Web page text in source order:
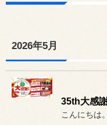
2026年5月
こんにちは